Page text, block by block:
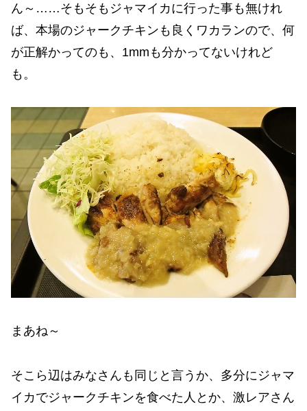
ん～……そもそもジャマイカに行った事も無けれ
ば、本場のジャークチキンも良くワカランので、何
が正解かってのも、1mmも分かってないけれど
も。
まあね～
そこら辺はみなさんも同じと言うか、多分にジャマ
イカでジャークチキンを食べた人とか、激レアさん